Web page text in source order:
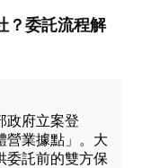
？委託流程解
政府立案登
營業據點」。大
委託前的雙方保